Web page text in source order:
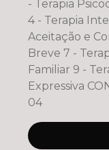
- Terapia
4 - Terapia
Aceitação e
Breve 7 -
Familiar 9 -
Expressiva
04